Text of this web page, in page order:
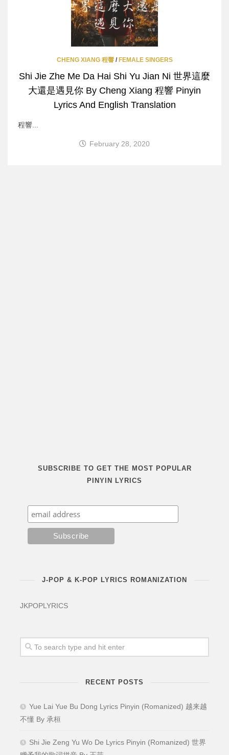
CHENG XIANG 程響/ FEMALE SINGERS
Shi Jie Zhe Me Da Hai Shi Yu Jian Ni 世界這麼
大還是遇見你 By Cheng Xiang 程響 Pinyin
Lyrics And English Translation
程響...
February 28, 2020
SUBSCRIBE TO GET THE MOST POPULAR
PINYIN LYRICS
J-POP & K-POP LYRICS ROMANIZATION
JKPOPLYRICS
RECENT POSTS
Yue Lai Yue Bu Dong Lyrics Pinyin (Romanized) 越来越
不懂 By 承桓
Shi Jie Zeng Yu Wo De Lyrics Pinyin (Romanized) 世界